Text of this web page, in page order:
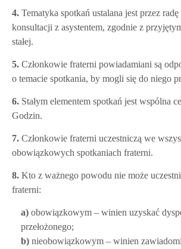
4. Tematyka spotkań ustalana jest przez
konsultacji z asystentem, zgodnie z
stałej.
5. Członkowie fraterni powiadamiani są
o temacie spotkania, by mogli się do niego
6. Stałym elementem spotkań jest wspólna
Godzin.
7. Członkowie fraterni uczestniczą we
obowiązkowych spotkaniach fraterni.
8. Kto z ważnego powodu nie może
fraterni:
a) obowiązkowym – winien uzyskać
przełożonego;
b) nieobowiązkowym – winien